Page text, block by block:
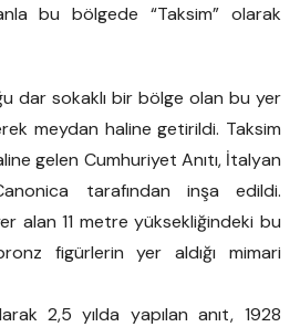
bu bölgede “Taksim” olarak
dar sokaklı bir bölge olan bu yer
meydan haline getirildi. Taksim
gelen Cumhuriyet Anıtı, İtalyan
​tarafından inşa edildi.
alan 11 metre yüksekliğindeki bu
figürlerin yer aldığı mimari
2,5 yılda yapılan anıt, 1928